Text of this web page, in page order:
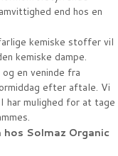
end hos en
kemiske stoffer vil
kemiske dampe.
en veninde fra
efter aftale. Vi
mulighed for at tage
Solmaz Organic